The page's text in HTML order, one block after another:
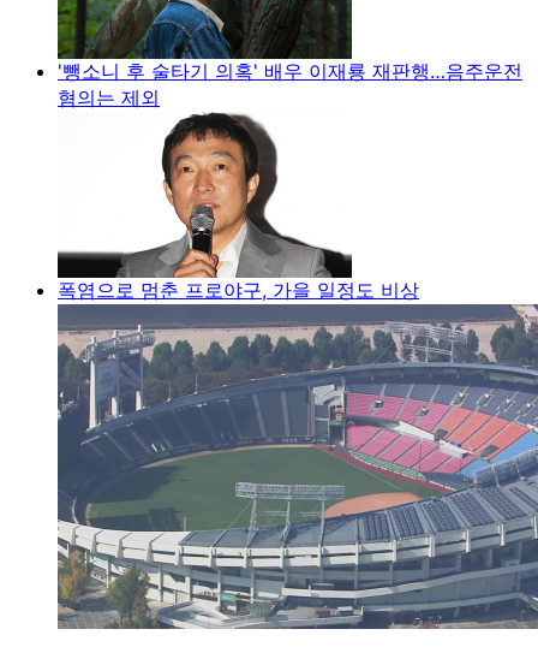
'뺑소니 후 술타기 의혹' 배우 이재룡 재판행…음주운전
혐의는 제외
폭염으로 멈춘 프로야구, 가을 일정도 비상